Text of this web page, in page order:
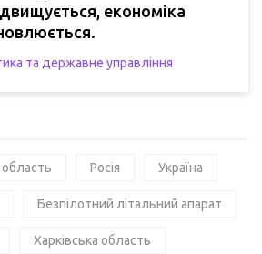
економіка
та державне управління
Росія Україна
Безпілотний літальний апарат
Харківська область